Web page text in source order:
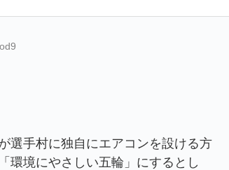
選手村に独自にエアコンを設ける方
環境にやさしい五輪」にするとし